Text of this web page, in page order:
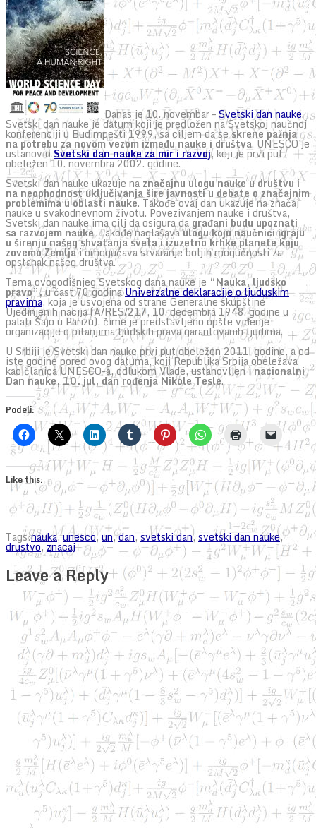
Danas je 10. novembar –Svetski dan nauke.
Svetski dan nauke je datum koji je predložen na Svetskoj naučnoj
konferenciji u Budimpešti 1999, sa ciljem da seskrene pažnja
na potrebu za novom vezom između nauke i društva. UNESCO je
ustanovioSvetski dan nauke za mir i razvoj, koji je prvi put
obeležen 10. novembra 2002. godine.
Svetski dan nauke ukazuje naznačajnu ulogu nauke u društvu i
na neophodnost uključivanja šire javnosti u debate o značajnim
problemima u oblasti nauke. Takođe ovaj dan ukazuje na značaj
nauke u svakodnevnom životu. Povezivanjem nauke i društva,
Svetski dan nauke ima cilj da osigura dagrađani budu upoznati
sa razvojem nauke. Takođe naglašavaulogu koju naučnici igraju
u širenju našeg shvatanja sveta i izuzetno krhke planete koju
zovemo Zemljai omogućava stvaranje boljih mogućnosti za
opstanak našeg društva.
Tema ovogodišnjeg Svetskog dana nauke je “Nauka, ljudsko
pravo”,u čast 70 godinaUniverzalne deklaracije o ljuduskim
pravima, koja je usvojena od strane Generalne skupštine
Ujedinjenih nacija (A/RES/217, 10. decembra 1948. godine u
palati Šajo u Parizu), čime je predstavljeno opšte viđenje
organizacije o pitanjima ljudskih prava garantovanih ljudima.
U Srbiji je Svetski dan nauke prvi put obeležen 2011. godine, a od
iste godine pored ovog datuma, koji Republika Srbija obeležava
kao članica UNESCO-a, odlukom Vlade, ustanovljen inacionalni
Dan nauke, 10. jul, dan rođenja Nikole Tesle.
Podeli:
Like this:
Tags:nauka,unesco, un,dan,svetski dan, svetski dan nauke,
drustvo,znacaj
Leave a Reply